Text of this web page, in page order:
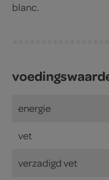
blanc.
energie
vet
verzadigd vet